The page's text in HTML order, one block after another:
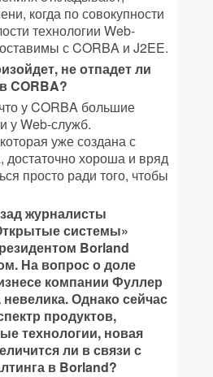
когда по совокупности
технологии Web-
с CORBA и J2EE.
не отпадет ли
CORBA?
у CORBA большие
у Web-служб.
уже создана с
хороша и вряд
просто ради того, чтобы
журналисты
системы»
Borland
На вопрос о доле
компании Фуллер
Однако сейчас
продуктов,
технологии, новая
ли в связи с
в Borland?